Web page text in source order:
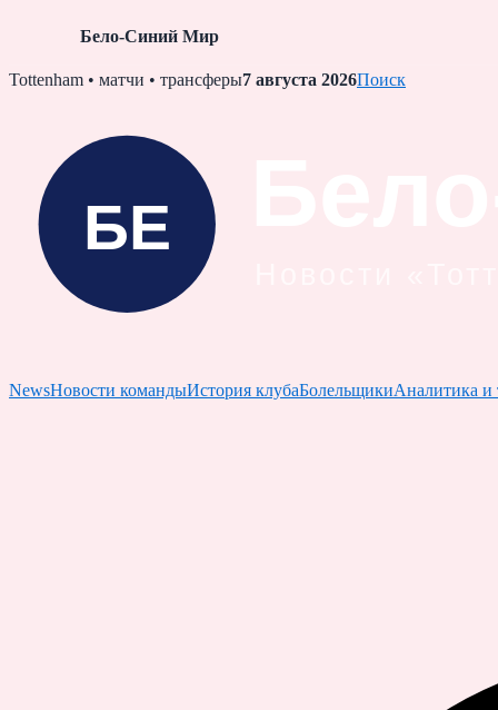
Бело-Синий Мир
Skip
Tottenham • матчи • трансферы7 августа 2026Поиск
NewsНовости командыИстория клубаБолельщикиАналитика и